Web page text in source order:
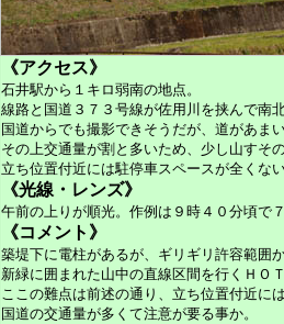
《アクセス》
石井駅から１キロ弱南の地点。
線路と国道３７３号線が佐用川を挟んで南
国道からでも撮影できそうだが、道があま
その上交通量が割と多いため、少し山すそ
立ち位置付近には駐停車スペースが全くな
《光線・レンズ》
午前の上りが順光。作例は９時４０分頃で
《コメント》
築堤下に電柱があるが、ギリギリ許容範囲
新緑に囲まれた山中の直線区間を行くＨＯ
ここの難点は前述の通り、立ち位置付近に
国道の交通量が多くて注意が要る事か。